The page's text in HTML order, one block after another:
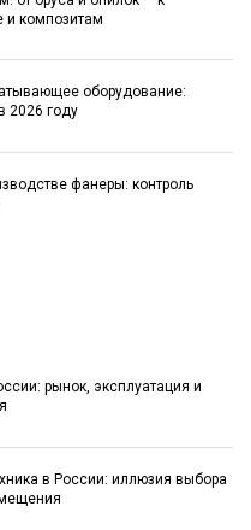
и композитам
оборудование:
2026 году
фанеры: контроль
рынок, эксплуатация и
в России: иллюзия выбора